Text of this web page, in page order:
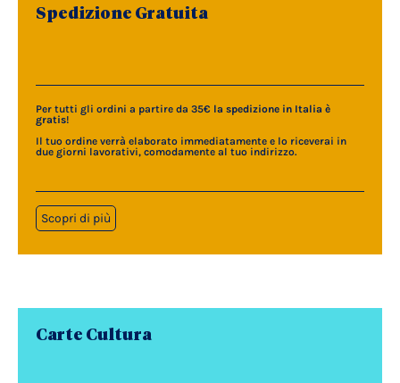
Spedizione Gratuita
Per tutti gli ordini a partire da 35€ la spedizione in Italia è
gratis!
Il tuo ordine verrà elaborato immediatamente e lo riceverai in
due giorni lavorativi, comodamente al tuo indirizzo.
Scopri di più
Carte Cultura